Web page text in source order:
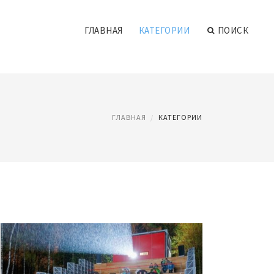
ГЛАВНАЯ КАТЕГОРИИ ПОИСК
ГЛАВНАЯ КАТЕГОРИИ